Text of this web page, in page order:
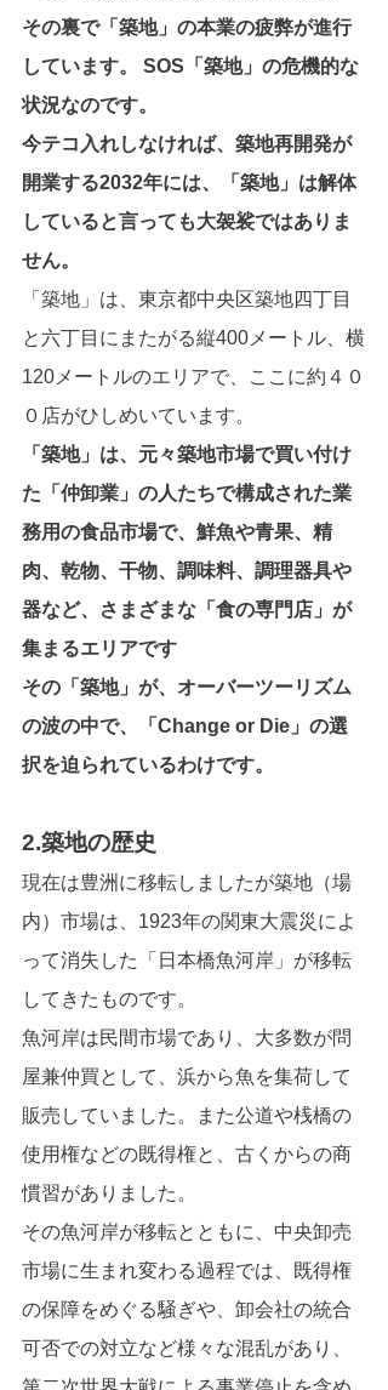
その裏で「築地」の本業の疲弊が進行
しています。 SOS「築地」の危機的な
状況なのです。
今テコ入れしなければ、築地再開発が
開業する2032年には、「築地」は解体
していると言っても大袈裟ではありま
せん。
「築地」は、東京都中央区築地四丁目
と六丁目にまたがる縦400メートル、横
120メートルのエリアで、ここに約４０
０店がひしめいています。
「築地」は、元々築地市場で買い付け
た「仲卸業」の人たちで構成された業
務用の食品市場で、鮮魚や青果、精
肉、乾物、干物、調味料、調理器具や
器など、さまざまな「食の専門店」が
集まるエリアです
その「築地」が、オーバーツーリズム
の波の中で、「Change or Die」の選
択を迫られているわけです。
2.築地の歴史
現在は豊洲に移転しましたが築地（場
内）市場は、1923年の関東大震災によ
って消失した「日本橋魚河岸」が移転
してきたものです。
魚河岸は民間市場であり、大多数が問
屋兼仲買として、浜から魚を集荷して
販売していました。また公道や桟橋の
使用権などの既得権と、古くからの商
慣習がありました。
その魚河岸が移転とともに、中央卸売
市場に生まれ変わる過程では、既得権
の保障をめぐる騒ぎや、卸会社の統合
可否での対立など様々な混乱があり、